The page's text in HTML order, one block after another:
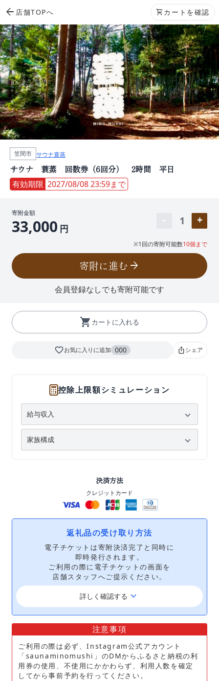
arrow_back 店舗TOPへ shopping_cart カートを確認
笠間市 サウナ蓑蒸
サウナ 蓑蒸 回数券（6回分） 2時間 平日
有効期限 2027/08/08 23:59まで
寄附金額
33,000 円
1
※1回の寄附可能数10個まで
寄附に進む arrow_forward
会員登録なしでも寄附可能です
shopping_cart カートに入れる
favorite_borderお気に入りに追加 000 ios_shareシェア
控除上限額シミュレーション
決済方法
クレジットカード
返礼品の受け取り方法
電子チケットは寄附決済完了と同時に
即時発行されます。
ご利用の際に電子チケットの画面を
店舗スタッフへご提示ください。
詳しく確認する keyboard_arrow_down
注意事項
ご利用の際は必ず、Instagram公式アカウント
「saunaminomushi」のDMからふるさと納税の利
用券の使用、不使用にかかわらず、利用人数を確定
してから事前予約を行ってください。